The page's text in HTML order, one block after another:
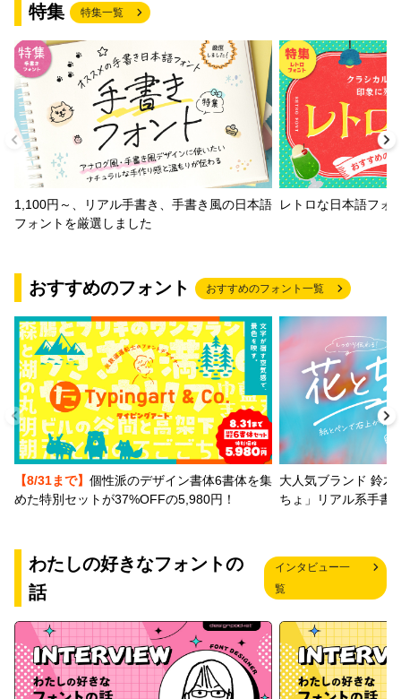
特集 特集一覧
1,100円～、リアル手書き、手書き風の日本語
フォントを厳選しました
レトロな日本語フォ
おすすめのフォント おすすめのフォント一覧
【8/31まで】 個性派のデザイン書体6書体を集
めた特別セットが37%OFFの5,980円！
大人気ブランド 鈴木
ちょ」リアル系手書
わたしの好きなフォントの
話
インタビュー一
覧